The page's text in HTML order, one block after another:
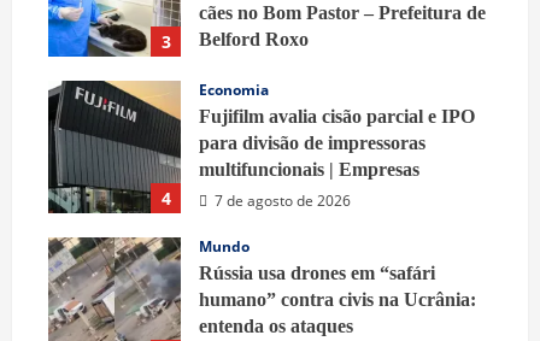
3
cães no Bom Pastor – Prefeitura de
Belford Roxo
4
Economia
Fujifilm avalia cisão parcial e IPO
para divisão de impressoras
multifuncionais | Empresas
7 de agosto de 2026
Mundo
Rússia usa drones em “safári
humano” contra civis na Ucrânia:
entenda os ataques